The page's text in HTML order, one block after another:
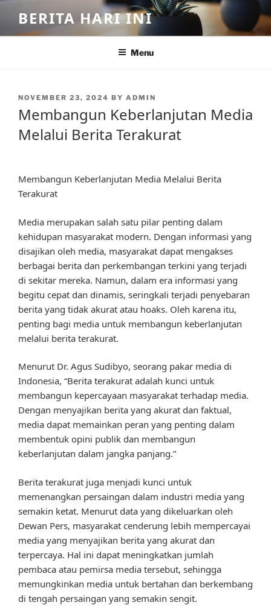
content
BERITA HARI INI
Menu
POSTED
NOVEMBER 23, 2024 BY ADMIN
Membangun Keberlanjutan Media
Melalui Berita Terakurat
Membangun Keberlanjutan Media Melalui Berita
Terakurat
Media merupakan salah satu pilar penting dalam
kehidupan masyarakat modern. Dengan informasi yang
disajikan oleh media, masyarakat dapat mengakses
berbagai berita dan perkembangan terkini yang terjadi
di sekitar mereka. Namun, dalam era informasi yang
begitu cepat dan dinamis, seringkali terjadi penyebaran
berita yang tidak akurat atau hoaks. Oleh karena itu,
penting bagi media untuk membangun keberlanjutan
melalui berita terakurat.
Menurut Dr. Agus Sudibyo, seorang pakar media di
Indonesia, “Berita terakurat adalah kunci untuk
membangun kepercayaan masyarakat terhadap media.
Dengan menyajikan berita yang akurat dan faktual,
media dapat memainkan peran yang penting dalam
membentuk opini publik dan membangun
keberlanjutan dalam jangka panjang.”
Berita terakurat juga menjadi kunci untuk
memenangkan persaingan dalam industri media yang
semakin ketat. Menurut data yang dikeluarkan oleh
Dewan Pers, masyarakat cenderung lebih mempercayai
media yang menyajikan berita yang akurat dan
terpercaya. Hal ini dapat meningkatkan jumlah
pembaca atau pemirsa media tersebut, sehingga
memungkinkan media untuk bertahan dan berkembang
di tengah persaingan yang semakin sengit.